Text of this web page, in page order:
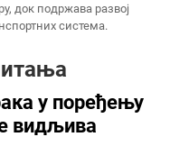
док подржава развој
система.
у поређењу
видљива